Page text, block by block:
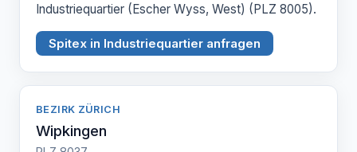
Industriequartier (Escher Wyss, West) (PLZ 8005).
Spitex in Industriequartier anfragen
BEZIRK ZÜRICH
Wipkingen